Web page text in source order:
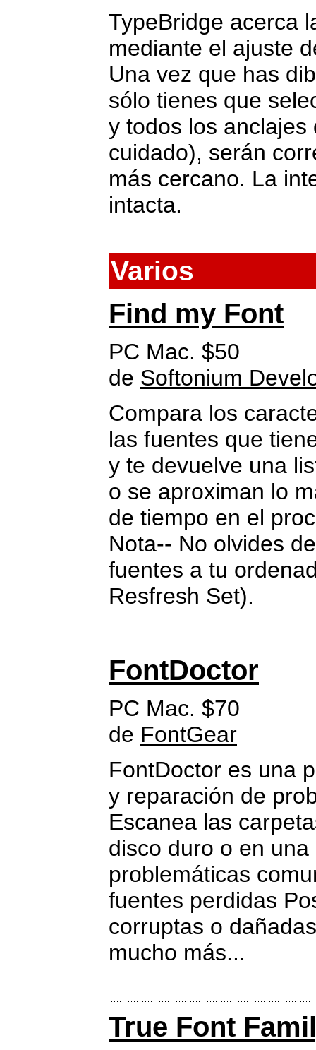
TypeBridge acerca
mediante el ajuste
Una vez que has
sólo tienes que
y todos los
cuidado), serán
más cercano. La
intacta.
Varios
Find my Font
PC Mac. $50
de Softonium
Compara los
las fuentes que
y te devuelve una
o se aproximan lo
de tiempo en el
Nota-- No olvides
fuentes a tu
Resfresh Set).
FontDoctor
PC Mac. $70
de FontGear
FontDoctor es una
y reparación de
Escanea las
disco duro o en
problemáticas
fuentes perdidas
corruptas o
mucho más...
True Font